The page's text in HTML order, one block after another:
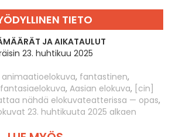
TIETO
JA AIKATAULUT
23. huhtikuu 2025
animaatioelokuva, fantastinen,
fantasiaelokuva, Aasian elokuva, [cin]
nähdä elokuvateatterissa — opas,
23. huhtikuuta 2025 alkaen